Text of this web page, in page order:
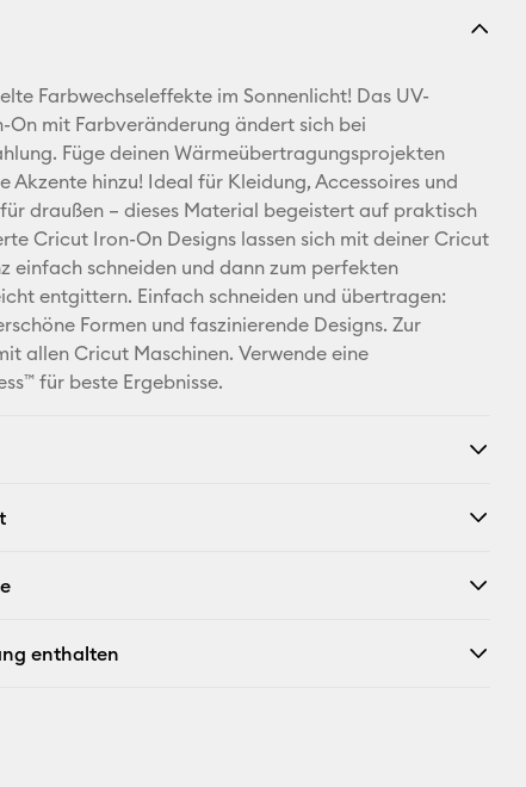
E-Mail-
Pinterest
Facebook
X
Farbwechseleffekte im Sonnenlicht! Das UV-
mit Farbveränderung ändert sich bei
Füge deinen Wärmeübertragungsprojekten
Akzente hinzu! Ideal für Kleidung, Accessoires und
draußen – dieses Material begeistert auf praktisch
Cricut Iron-On Designs lassen sich mit deiner Cricut
einfach schneiden und dann zum perfekten
entgittern. Einfach schneiden und übertragen:
Formen und faszinierende Designs. Zur
allen Cricut Maschinen. Verwende eine
für beste Ergebnisse.
enthalten